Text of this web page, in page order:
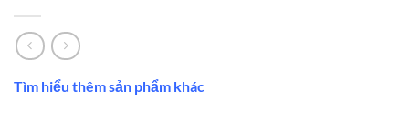
Tìm hiểu thêm sản phẩm khác